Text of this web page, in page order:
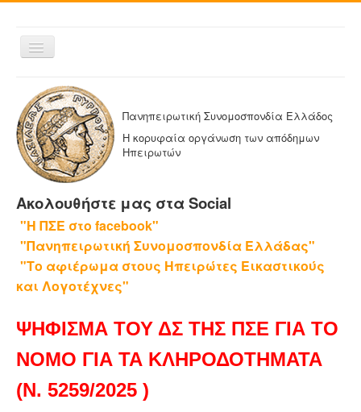
Εναλλαγή
πλοήγησης
ΑΡΧΙΚΗ
Η ΠΑΝΗΠΕΙΡΩΤΙΚΗ
ΔΕΛΤΙΑ ΤΥΠΟΥ
ΑΔΕΛΦΟΤΗΤΕΣ-ΟΜΟΣΠΟΝΔΙΕΣ
Η ΕΦΗΜΕΡΙΔΑ ΜΑΣ
ΕΦΗΜΕΡΙΔΕΣ ΑΔΕΛΦΟΤΗΤΩΝ
ΕΠΙΚΟΙΝΩΝΙΑ
Πανηπειρωτική Συνομοσπονδία Ελλάδος
Η κορυφαία οργάνωση των απόδημων
Ηπειρωτών
Ακολουθήστε μας στα Social
"Η ΠΣΕ στο facebook"
"Πανηπειρωτική Συνομοσπονδία Ελλάδας"
"Το αφιέρωμα στους Ηπειρώτες Εικαστικούς
και Λογοτέχνες"
ΨΗΦΙΣΜΑ ΤΟΥ ΔΣ ΤΗΣ ΠΣΕ ΓΙΑ ΤΟ
ΝΟΜΟ ΓΙΑ ΤΑ ΚΛΗΡΟΔΟΤΗΜΑΤΑ
(Ν. 5259/2025 )